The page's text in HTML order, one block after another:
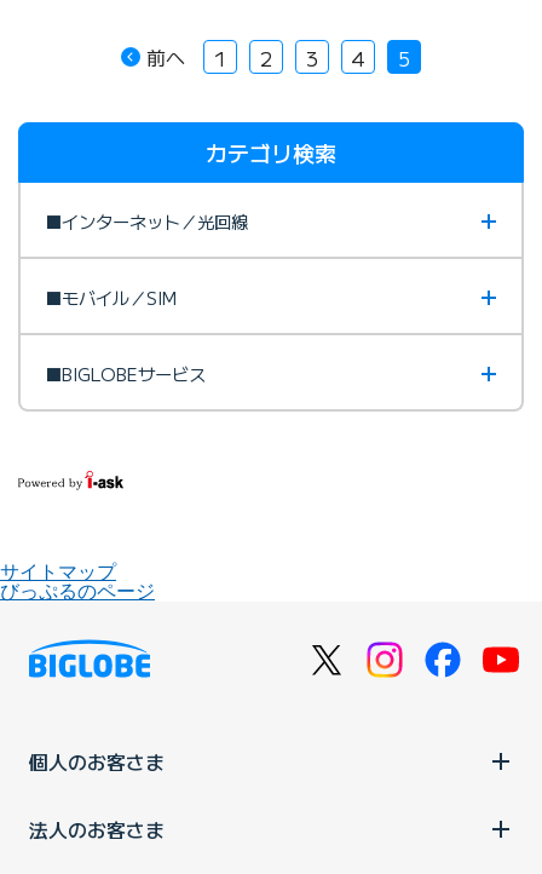
前へ 1 2 3 4 5
カテゴリ検索
■インターネット／光回線
■モバイル／SIM
■BIGLOBEサービス
サイトマップ
びっぷるのページ
個人のお客さま
法人のお客さま